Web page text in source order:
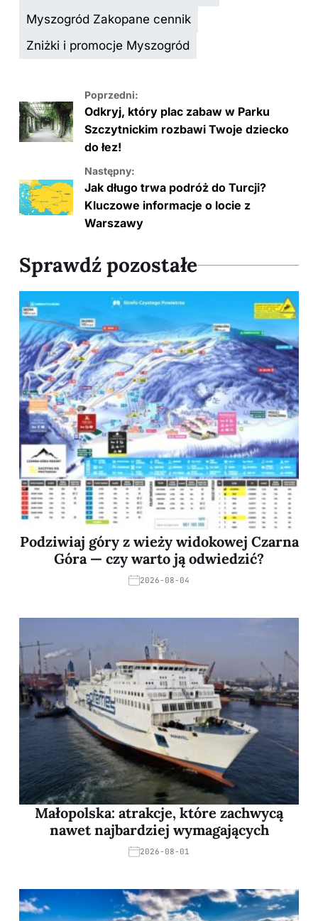
o
k
Myszogród Zakopane cennik
Zniżki i promocje Myszogród
Poprzedni:
Odkryj, który plac zabaw w Parku
Szczytnickim rozbawi Twoje dziecko
do łez!
Następny:
Jak długo trwa podróż do Turcji?
Kluczowe informacje o locie z
Warszawy
Sprawdź pozostałe
Podziwiaj góry z wieży widokowej Czarna
Góra — czy warto ją odwiedzić?
2026-08-04
Małopolska: atrakcje, które zachwycą
nawet najbardziej wymagających
2026-08-01